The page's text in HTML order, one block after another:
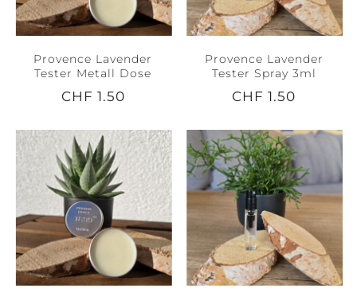
Provence Lavender
Tester Metall Dose
CHF 1.50
Provence Lavender
Tester Spray 3ml
CHF 1.50